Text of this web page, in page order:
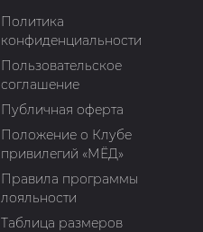
Политика
конфиденциальности
Пользовательское
соглашение
Публичная оферта
Положение о Клубе
привилегий «МЁД»
Правила программы
лояльности
Таблица размеров